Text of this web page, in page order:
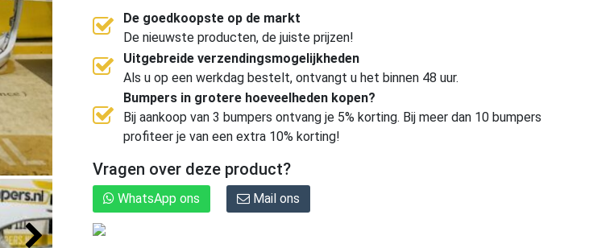
De goedkoopste op de markt
De nieuwste producten, de juiste prijzen!
Uitgebreide verzendingsmogelijkheden
Als u op een werkdag bestelt, ontvangt u het binnen 48 uur.
Bumpers in grotere hoeveelheden kopen?
Bij aankoop van 3 bumpers ontvang je 5% korting. Bij meer dan 10 bumpers
profiteer je van een extra 10% korting!
Vragen over deze product?
WhatsApp ons Mail ons